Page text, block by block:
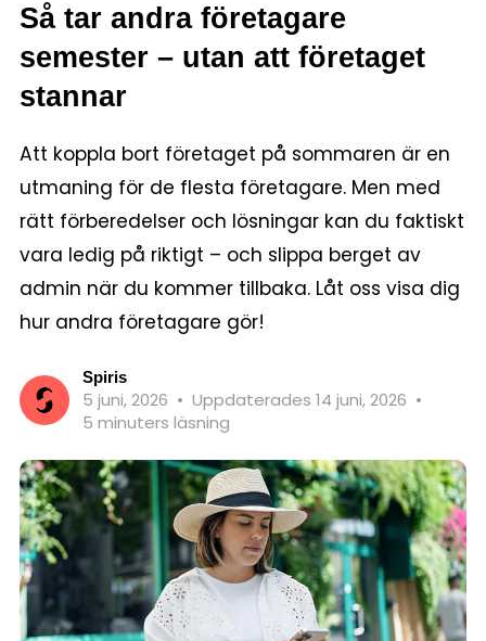
Så tar andra företagare
semester – utan att företaget
stannar
Att koppla bort företaget på sommaren är en
utmaning för de flesta företagare. Men med
rätt förberedelser och lösningar kan du faktiskt
vara ledig på riktigt – och slippa berget av
admin när du kommer tillbaka. Låt oss visa dig
hur andra företagare gör!
Spiris
5 juni, 2026 • Uppdaterades 14 juni, 2026 •
5 minuters läsning